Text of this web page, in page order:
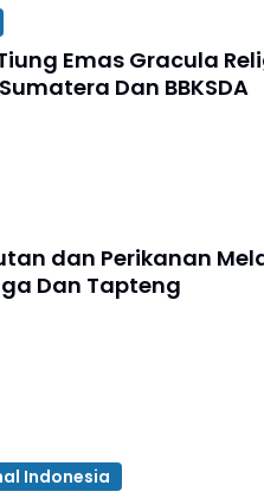
Emas Gracula
Dan BBKSDA
dan Perikanan
Dan Tapteng
Indonesia